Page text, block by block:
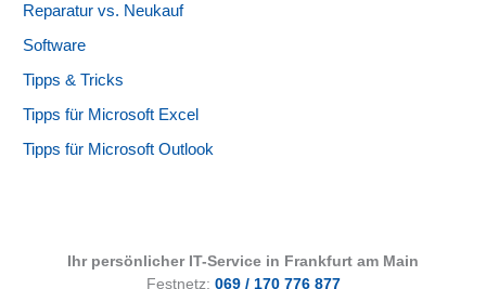
Reparatur vs. Neukauf
Software
Tipps & Tricks
Tipps für Microsoft Excel
Tipps für Microsoft Outlook
Ihr persönlicher IT-Service in Frankfurt am Main
Festnetz: 069 / 170 776 877